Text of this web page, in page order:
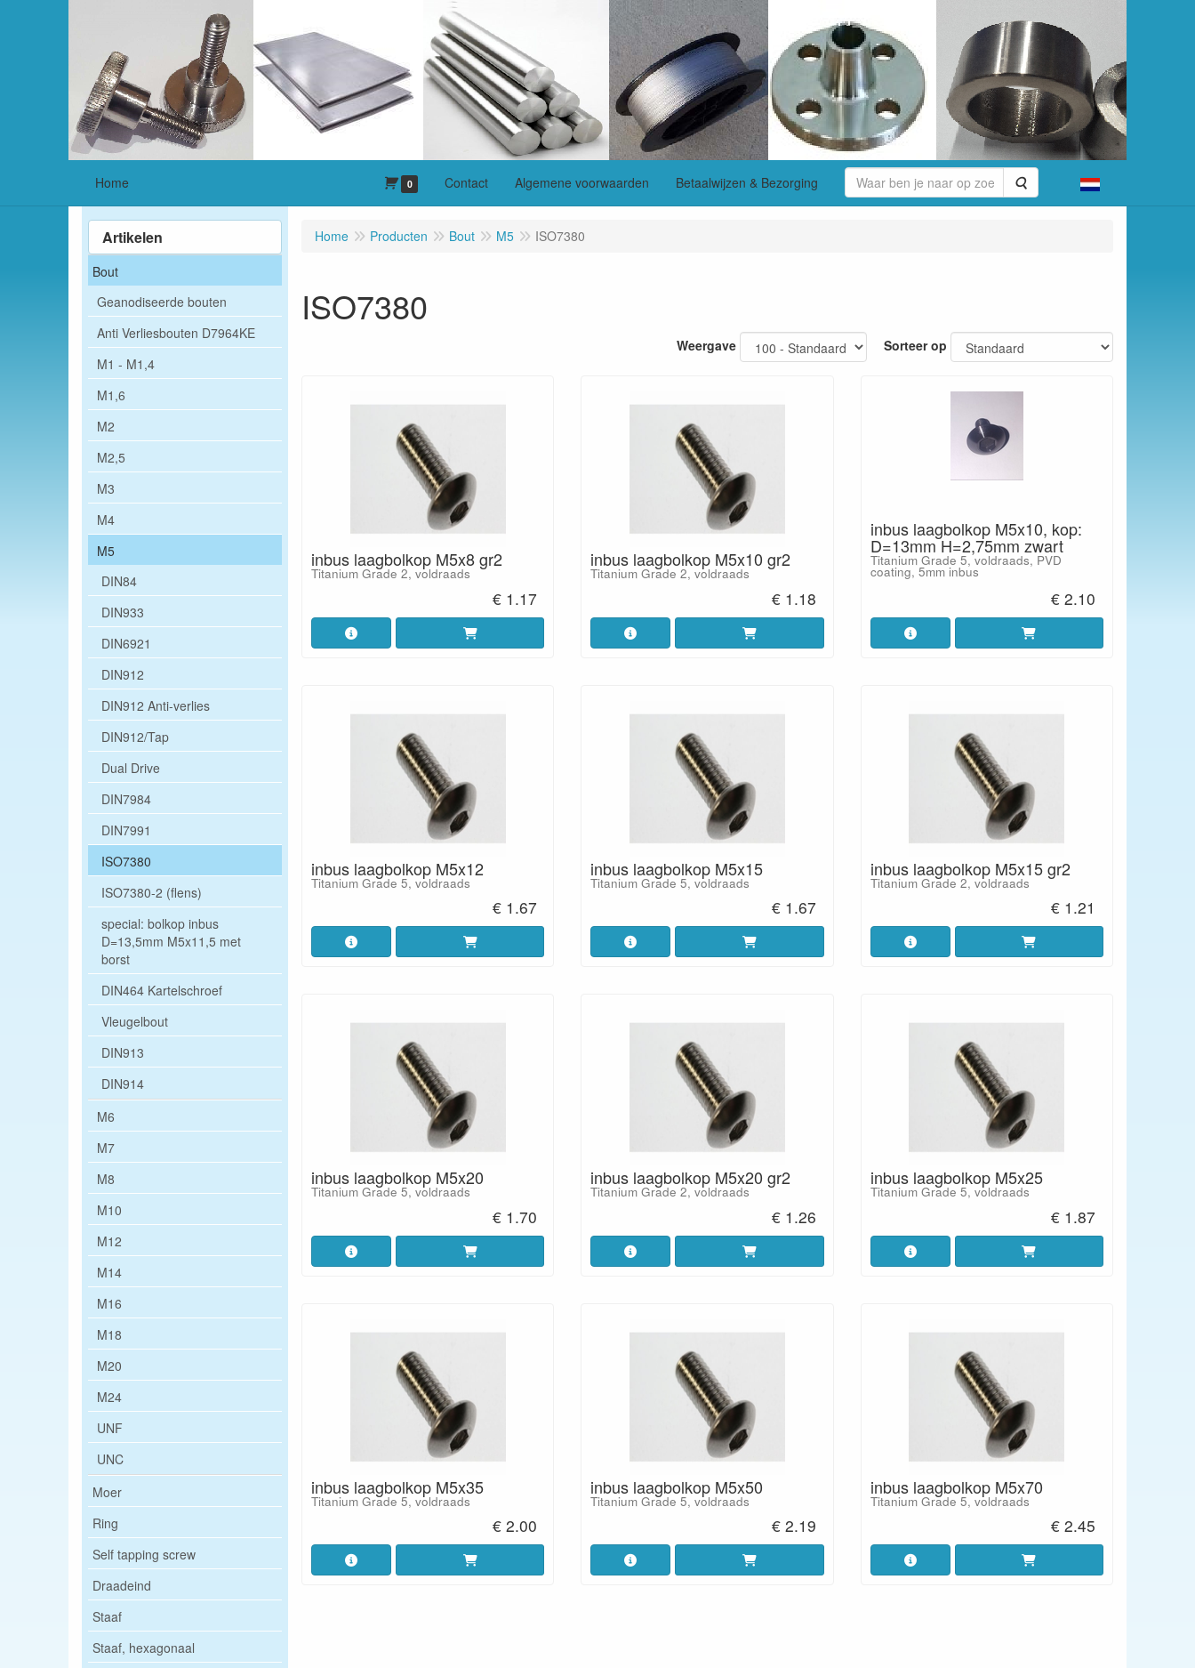
Home 0 Contact Algemene voorwaarden Betaalwijzen & Bezorging Zoeken
Artikelen
Bout
Geanodiseerde bouten
Anti Verliesbouten D7964KE
M1 - M1,4
M1,6
M2
M2,5
M3
M4
M5
DIN84
DIN933
DIN6921
DIN912
DIN912 Anti-verlies
DIN912/Tap
Dual Drive
DIN7984
DIN7991
ISO7380
ISO7380-2 (flens)
special: bolkop inbus
D=13,5mm M5x11,5 met
borst
DIN464 Kartelschroef
Vleugelbout
DIN913
DIN914
M6
M7
M8
M10
M12
M14
M16
M18
M20
M24
UNF
UNC
Moer
Ring
Self tapping screw
Draadeind
Staaf
Staaf, hexagonaal
Home Producten Bout M5 ISO7380
ISO7380
Weergave Sorteer op
inbus laagbolkop M5x8 gr2
Titanium Grade 2, voldraads
€ 1.17
inbus laagbolkop M5x10 gr2
Titanium Grade 2, voldraads
€ 1.18
inbus laagbolkop M5x10, kop:
D=13mm H=2,75mm zwart
Titanium Grade 5, voldraads, PVD
coating, 5mm inbus
€ 2.10
inbus laagbolkop M5x12
Titanium Grade 5, voldraads
€ 1.67
inbus laagbolkop M5x15
Titanium Grade 5, voldraads
€ 1.67
inbus laagbolkop M5x15 gr2
Titanium Grade 2, voldraads
€ 1.21
inbus laagbolkop M5x20
Titanium Grade 5, voldraads
€ 1.70
inbus laagbolkop M5x20 gr2
Titanium Grade 2, voldraads
€ 1.26
inbus laagbolkop M5x25
Titanium Grade 5, voldraads
€ 1.87
inbus laagbolkop M5x35
Titanium Grade 5, voldraads
€ 2.00
inbus laagbolkop M5x50
Titanium Grade 5, voldraads
€ 2.19
inbus laagbolkop M5x70
Titanium Grade 5, voldraads
€ 2.45